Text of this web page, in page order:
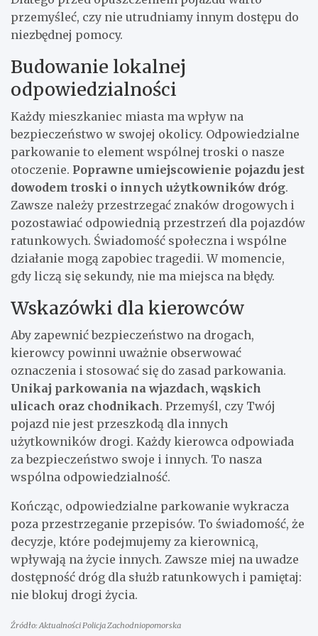
przemyśleć, czy nie utrudniamy innym dostępu do
niezbędnej pomocy.
Budowanie lokalnej
odpowiedzialności
Każdy mieszkaniec miasta ma wpływ na
bezpieczeństwo w swojej okolicy. Odpowiedzialne
parkowanie to element wspólnej troski o nasze
otoczenie. Poprawne umiejscowienie pojazdu jest
dowodem troski o innych użytkowników dróg.
Zawsze należy przestrzegać znaków drogowych i
pozostawiać odpowiednią przestrzeń dla pojazdów
ratunkowych. Świadomość społeczna i wspólne
działanie mogą zapobiec tragedii. W momencie,
gdy liczą się sekundy, nie ma miejsca na błędy.
Wskazówki dla kierowców
Aby zapewnić bezpieczeństwo na drogach,
kierowcy powinni uważnie obserwować
oznaczenia i stosować się do zasad parkowania.
Unikaj parkowania na wjazdach, wąskich
ulicach oraz chodnikach. Przemyśl, czy Twój
pojazd nie jest przeszkodą dla innych
użytkowników drogi. Każdy kierowca odpowiada
za bezpieczeństwo swoje i innych. To nasza
wspólna odpowiedzialność.
Kończąc, odpowiedzialne parkowanie wykracza
poza przestrzeganie przepisów. To świadomość, że
decyzje, które podejmujemy za kierownicą,
wpływają na życie innych. Zawsze miej na uwadze
dostępność dróg dla służb ratunkowych i pamiętaj:
nie blokuj drogi życia.
Źródło: Aktualności Policja Zachodniopomorska